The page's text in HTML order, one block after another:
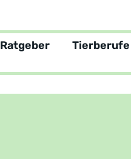
Ratgeber Tierberufe